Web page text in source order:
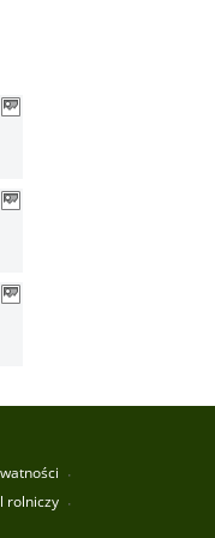
rolniczy